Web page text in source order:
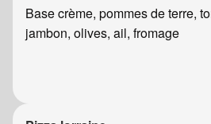
Base crème, pommes de terre,
jambon, olives, ail, fromage